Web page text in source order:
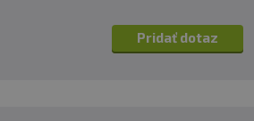
Pridať dotaz